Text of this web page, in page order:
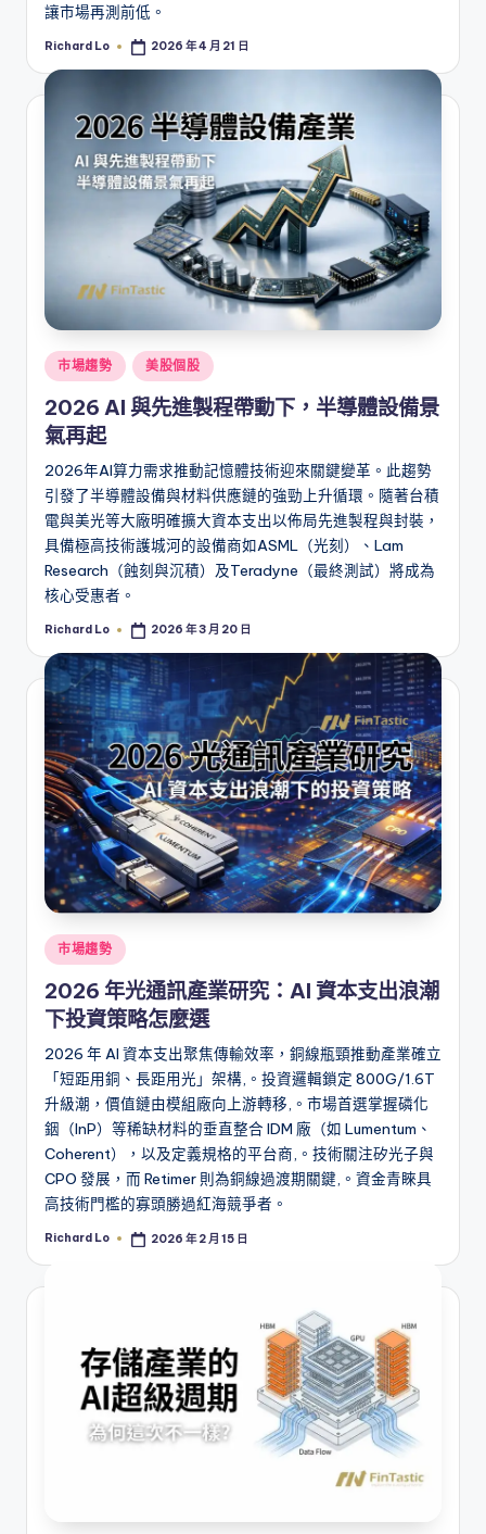
讓市場再測前低。
Posted
Richard Lo 2026 年 4 月 21 日
Posted
in
市場趨勢 美股個股
2026 AI 與先進製程帶動下，半導體設備景
氣再起
2026年AI算力需求推動記憶體技術迎來關鍵變革。此趨勢
引發了半導體設備與材料供應鏈的強勁上升循環。隨著台積
電與美光等大廠明確擴大資本支出以佈局先進製程與封裝，
具備極高技術護城河的設備商如ASML（光刻）、Lam
Research（蝕刻與沉積）及Teradyne（最終測試）將成為
核心受惠者。
Posted
Richard Lo 2026 年 3 月 20 日
Posted
市場趨勢
2026 年光通訊產業研究：AI 資本支出浪潮
下投資策略怎麼選
2026 年 AI 資本支出聚焦傳輸效率，銅線瓶頸推動產業確立
「短距用銅、長距用光」架構,。投資邏輯鎖定 800G/1.6T
升級潮，價值鏈由模組廠向上游轉移,。市場首選掌握磷化
銦（InP）等稀缺材料的垂直整合 IDM 廠（如 Lumentum、
Coherent），以及定義規格的平台商,。技術關注矽光子與
CPO 發展，而 Retimer 則為銅線過渡期關鍵,。資金青睞具
高技術門檻的寡頭勝過紅海競爭者。
Posted
Richard Lo 2026 年 2 月 15 日